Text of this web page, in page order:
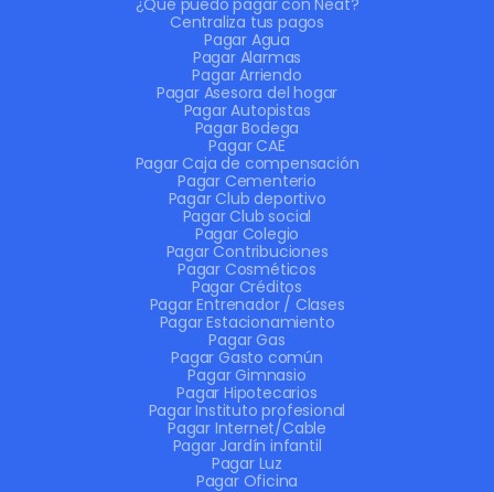
¿Qué puedo pagar con Neat?
Centraliza tus pagos
Pagar Agua
Pagar Alarmas
Pagar Arriendo
Pagar Asesora del hogar
Pagar Autopistas
Pagar Bodega
Pagar CAE
Pagar Caja de compensación
Pagar Cementerio
Pagar Club deportivo
Pagar Club social
Pagar Colegio
Pagar Contribuciones
Pagar Cosméticos
Pagar Créditos
Pagar Entrenador / Clases
Pagar Estacionamiento
Pagar Gas
Pagar Gasto común
Pagar Gimnasio
Pagar Hipotecarios
Pagar Instituto profesional
Pagar Internet/Cable
Pagar Jardín infantil
Pagar Luz
Pagar Oficina